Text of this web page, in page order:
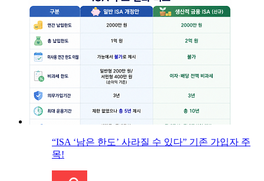
“ISA ‘남은 한도’ 사라질 수 있다” 기존 가입자 주
목!